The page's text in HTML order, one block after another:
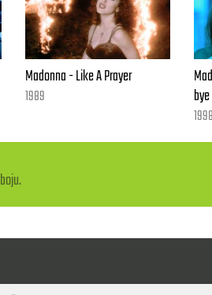
Madonna - Like A Prayer
1989
bye
1998